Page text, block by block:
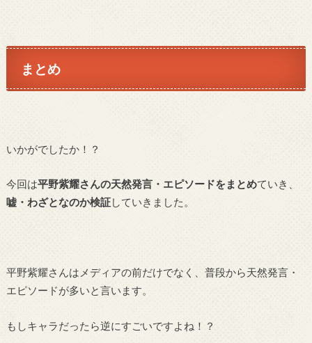
まとめ
いかがでしたか！？
今回は平野紫耀さんの天然発言・エピソードをまとめていき、
嘘・わざとなのか検証していきました。
平野紫耀さんはメディアの前だけでなく、普段から天然発言・
エピソードが多いと言います。
もしキャラだったら逆にすごいですよね！？